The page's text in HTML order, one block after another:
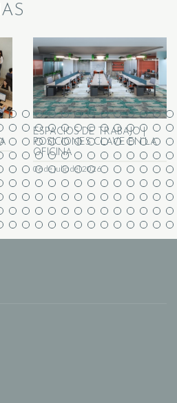
ESPACIOS DE TRABAJO |
POSICIONES CLAVE EN LA
OFICINA
06 de julio del 2026